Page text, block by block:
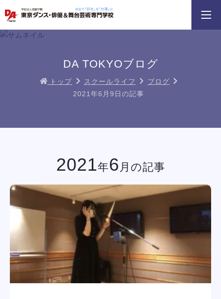
学科・専攻 資料請求 オープンキャンパス
DA TOKYOブログ
トップ スクールライフ
ブログ
2021年6月9日の記事
2021年6 月の記事
学校紹介
学科・専攻